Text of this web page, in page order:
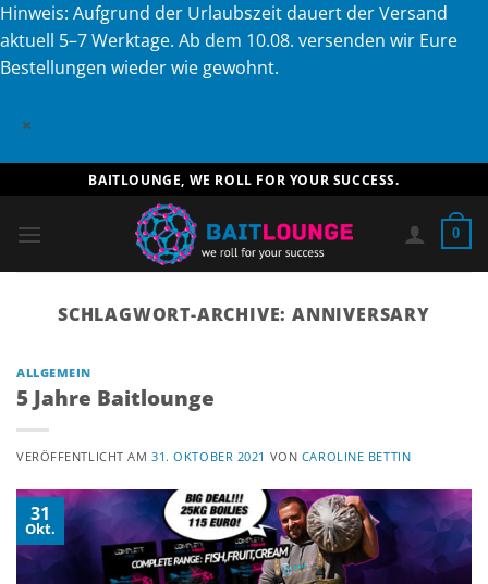
Hinweis: Aufgrund der Urlaubszeit dauert der Versand
aktuell 5–7 Werktage. Ab dem 10.08. versenden wir Eure
Bestellungen wieder wie gewohnt.
×
Inhalt
springen
BAITLOUNGE, WE ROLL FOR YOUR SUCCESS.
0
SCHLAGWORT-ARCHIVE:ANNIVERSARY
ALLGEMEIN
5 Jahre Baitlounge
VERÖFFENTLICHT AM31. OKTOBER 2021 VON CAROLINE BETTIN
31
Okt.